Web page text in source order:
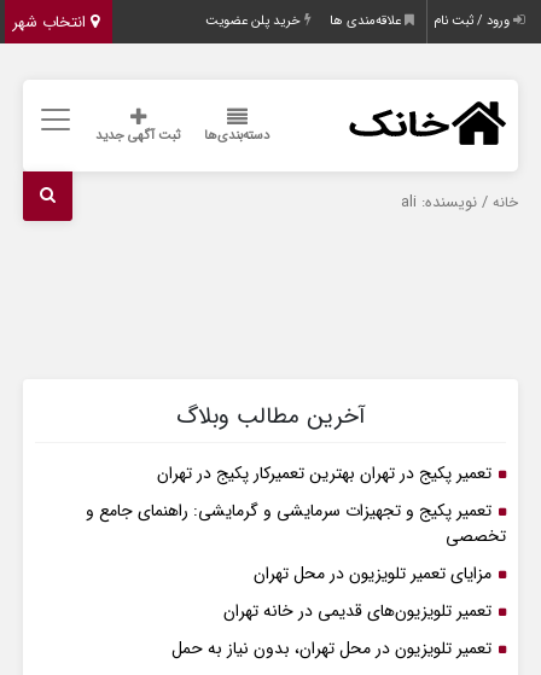
انتخاب شهر ورود / ثبت نام علاقه‌مندی ها خرید پلن عضویت
دسته‌بندی‌ها ثبت آگهی جدید
خانه / نویسنده: ali
آخرین مطالب وبلاگ
تعمیر پکیج در تهران بهترین تعمیرکار پکیج در تهران
تعمیر پکیج و تجهیزات سرمایشی و گرمایشی: راهنمای جامع و
تخصصی
مزایای تعمیر تلویزیون در محل تهران
تعمیر تلویزیون‌های قدیمی در خانه تهران
تعمیر تلویزیون در محل تهران، بدون نیاز به حمل